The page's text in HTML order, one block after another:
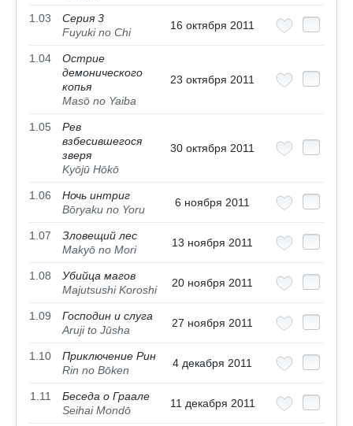
1.03
Серия 3
Fuyuki no Chi
16 октября 2011
1.04
Острие
демонического
копья
Masō no Yaiba
23 октября 2011
1.05
Рев
взбесившегося
зверя
Kyōjū Hōkō
30 октября 2011
1.06
Ночь интриг
Bōryaku no Yoru
6 ноября 2011
1.07
Зловещий лес
Makyō no Mori
13 ноября 2011
1.08
Убийца магов
Majutsushi Koroshi
20 ноября 2011
1.09
Господин и слуга
Aruji to Jūsha
27 ноября 2011
1.10
Приключение Рин
Rin no Bōken
4 декабря 2011
1.11
Беседа о Граале
Seihai Mondō
11 декабря 2011